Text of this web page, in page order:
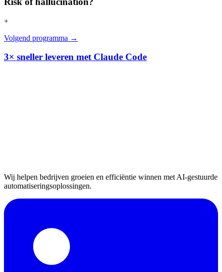
+
Volgend programma →
3× sneller leveren met Claude Code
Wij helpen bedrijven groeien en efficiëntie winnen met AI-gestuurde
automatiseringsoplossingen.